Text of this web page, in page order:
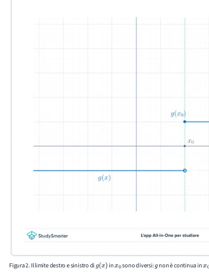
Figura 2. Il limite destro e sinistro dig(x) inx0 sono diversi:gnon è continua inx0